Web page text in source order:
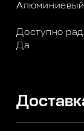
Алюминиевый
Доступно
Да